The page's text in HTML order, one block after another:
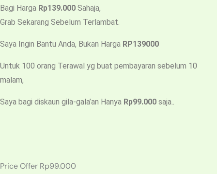
Bagi Harga Rp139.000 Sahaja,
Grab Sekarang Sebelum Terlambat.
Saya Ingin Bantu Anda, Bukan Harga RP139000
Untuk 100 orang Terawal yg buat pembayaran sebelum 10
malam,
Saya bagi diskaun gila-gala’an Hanya Rp99.000 saja..
Price Offer Rp99.000